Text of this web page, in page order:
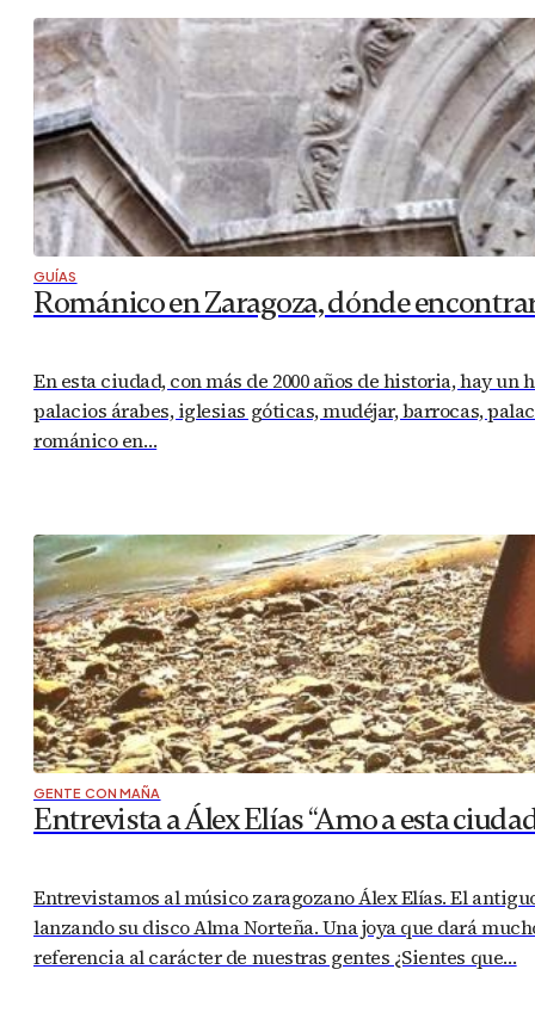
GUÍAS
Románico en Zaragoza, dónde
En esta ciudad, con más de 2000 años de historia, hay
palacios árabes, iglesias góticas, mudéjar, barrocas,
románico en…
GENTE CON MAÑA
Entrevista a Álex Elías “Amo a esta
Entrevistamos al músico zaragozano Álex Elías. El
lanzando su disco Alma Norteña. Una joya que dará
referencia al carácter de nuestras gentes ¿Sientes que…